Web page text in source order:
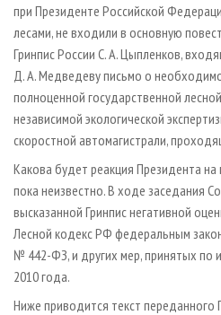
БИОЭНЕРГЕТИКА
ЦБП
ИНСТРУМЕНТ И МАТЕРИАЛЫ
RUSSIAN FORESTRY REVIEW
ГАЗЕТА ЛЕСПРОМФОРУМ
БИБЛИОТЕКА СПЕЦИАЛИСТА
при Президенте Российской
лесами, не входили в основную
Гринпис России С. А. Цыпленков,
Д. А. Медведеву письмо о
полноценной государственной
независимой экологической
скоростной автомагистрали,
Какова будет реакция Президента
пока неизвестно. В ходе заседания
высказанной Гринпис негативной
Лесной кодекс РФ федеральным
№ 442-ФЗ, и других мер, принятых по
2010 года.
Ниже приводится текст